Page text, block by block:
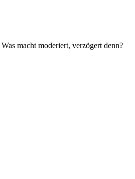
macht moderiert, verzögert denn?